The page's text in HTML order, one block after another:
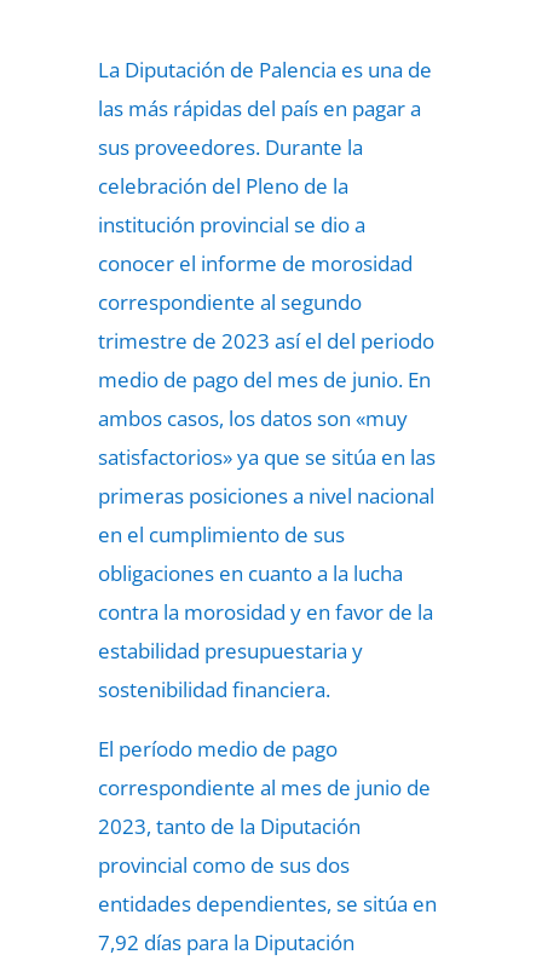
La Diputación de Palencia es una de
las más rápidas del país en pagar a
sus proveedores. Durante la
celebración del Pleno de la
institución provincial se dio a
conocer el informe de morosidad
correspondiente al segundo
trimestre de 2023 así el del periodo
medio de pago del mes de junio. En
ambos casos, los datos son «muy
satisfactorios» ya que se sitúa en las
primeras posiciones a nivel nacional
en el cumplimiento de sus
obligaciones en cuanto a la lucha
contra la morosidad y en favor de la
estabilidad presupuestaria y
sostenibilidad financiera.
El período medio de pago
correspondiente al mes de junio de
2023, tanto de la Diputación
provincial como de sus dos
entidades dependientes, se sitúa en
7,92 días para la Diputación